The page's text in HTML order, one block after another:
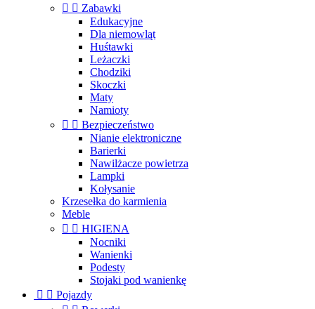
  Zabawki
Edukacyjne
Dla niemowląt
Huśtawki
Leżaczki
Chodziki
Skoczki
Maty
Namioty
  Bezpieczeństwo
Nianie elektroniczne
Barierki
Nawilżacze powietrza
Lampki
Kołysanie
Krzesełka do karmienia
Meble
  HIGIENA
Nocniki
Wanienki
Podesty
Stojaki pod wanienkę
  Pojazdy